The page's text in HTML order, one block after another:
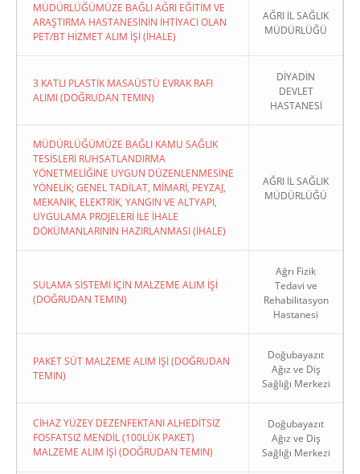
MÜDÜRLÜĞÜMÜZE BAĞLI AĞRI EĞİTİM VE
ARAŞTIRMA HASTANESİNİN İHTİYACI OLAN
PET/BT HİZMET ALIM İŞİ (İHALE)
AĞRI İL SAĞLIK
MÜDÜRLÜĞÜ
3 KATLI PLASTİK MASAÜSTÜ EVRAK RAFI
ALIMI (DOĞRUDAN TEMIN)
DİYADİN
DEVLET
HASTANESİ
MÜDÜRLÜĞÜMÜZE BAĞLI KAMU SAĞLIK
TESİSLERİ RUHSATLANDIRMA
YÖNETMELİĞİNE UYGUN DÜZENLENMESİNE
YÖNELİK; GENEL TADİLAT, MİMARİ, PEYZAJ,
MEKANİK, ELEKTRİK, YANGIN VE ALTYAPI,
UYGULAMA PROJELERİ İLE İHALE
DÖKÜMANLARININ HAZIRLANMASI (İHALE)
AĞRI İL SAĞLIK
MÜDÜRLÜĞÜ
SULAMA SİSTEMİ İÇİN MALZEME ALIM İŞİ
(DOĞRUDAN TEMIN)
Ağrı Fizik
Tedavi ve
Rehabilitasyon
Hastanesi
PAKET SÜT MALZEME ALIM İŞİ (DOĞRUDAN
TEMIN)
Doğubayazıt
Ağız ve Diş
Sağlığı Merkezi
CİHAZ YÜZEY DEZENFEKTANI ALHEDİTSİZ
FOSFATSIZ MENDİL (100LÜK PAKET)
MALZEME ALIM İŞİ (DOĞRUDAN TEMIN)
Doğubayazıt
Ağız ve Diş
Sağlığı Merkezi